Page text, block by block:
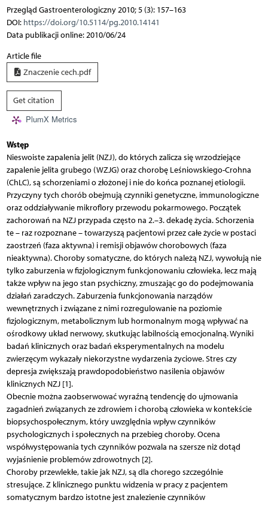
Przegląd Gastroenterologiczny 2010; 5 (3): 157–163
DOI: https://doi.org/10.5114/pg.2010.14141
Data publikacji online: 2010/06/24
Article file
Znaczenie cech.pdf
Get citation
PlumX Metrics
Wstęp
Nieswoiste zapalenia jelit (NZJ), do których zalicza się wrzodziejące
zapalenie jelita grubego (WZJG) oraz chorobę Leśniowskiego-Crohna
(ChLC), są schorzeniami o złożonej i nie do końca poznanej etiologii.
Przyczyny tych chorób obejmują czynniki genetyczne, immunologiczne
oraz oddziaływanie mikroflory przewodu pokarmowego. Początek
zachorowań na NZJ przypada często na 2.–3. dekadę życia. Schorzenia
te – raz rozpoznane – towarzyszą pacjentowi przez całe życie w postaci
zaostrzeń (faza aktywna) i remisji objawów chorobowych (faza
nieaktywna). Choroby somatyczne, do których należą NZJ, wywołują nie
tylko zaburzenia w fizjologicznym funkcjonowaniu człowieka, lecz mają
także wpływ na jego stan psychiczny, zmuszając go do podejmowania
działań zaradczych. Zaburzenia funkcjonowania narządów
wewnętrznych i związane z nimi rozregulowanie na poziomie
fizjologicznym, metabolicznym lub hormonalnym mogą wpływać na
ośrodkowy układ nerwowy, skutkując labilnością emocjonalną. Wyniki
badań klinicznych oraz badań eksperymentalnych na modelu
zwierzęcym wykazały niekorzystne wydarzenia życiowe. Stres czy
depresja zwiększają prawdopodobieństwo nasilenia objawów
klinicznych NZJ [1].
Obecnie można zaobserwować wyraźną tendencję do ujmowania
zagadnień związanych ze zdrowiem i chorobą człowieka w kontekście
biopsychospołecznym, który uwzględnia wpływ czynników
psychologicznych i społecznych na przebieg choroby. Ocena
współwystępowania tych czynników pozwala na szersze niż dotąd
wyjaśnienie problemów zdrowotnych [2].
Choroby przewlekłe, takie jak NZJ, są dla chorego szczególnie
stresujące. Z klinicznego punktu widzenia w pracy z pacjentem
somatycznym bardzo istotne jest znalezienie czynników